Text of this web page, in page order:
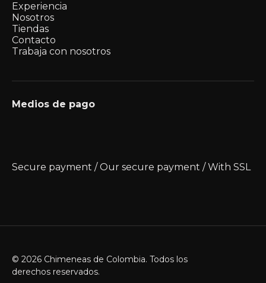
Experiencia
Nosotros
Tiendas
Contacto
Trabaja con nosotros
Medios de pago
Secure payment / Our secure payment / With SSL
© 2026 Chimeneas de Colombia. Todos los
derechos reservados.